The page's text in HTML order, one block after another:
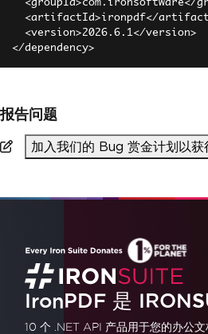
报告问题
加入我们的 Bug 赏金计划以
IronPDF 是 IRON
10 个 .NET API 产品 用于您的办公文